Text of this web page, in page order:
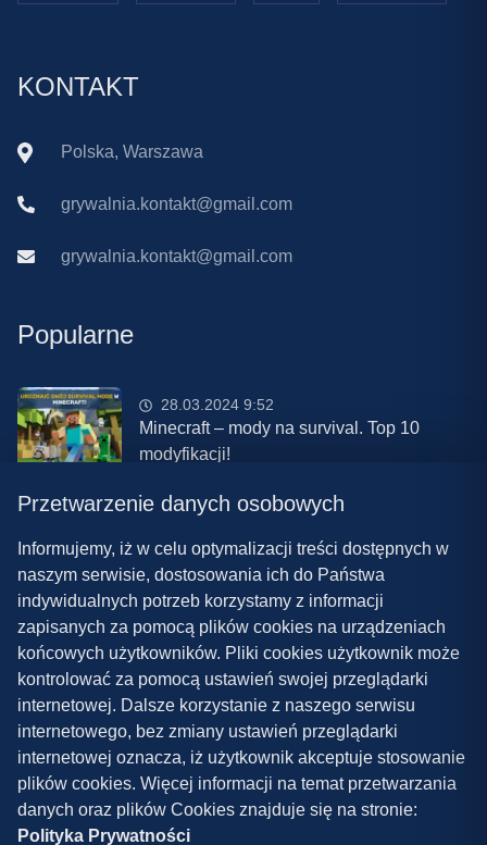
KONTAKT
Polska, Warszawa
grywalnia.kontakt@gmail.com
grywalnia.kontakt@gmail.com
Popularne
28.03.2024 9:52
Minecraft – mody na survival. Top 10
modyfikacji!
08.03.2024 13:28
Najlepsze mody do ETS 2 w 2024 roku –
nowa paczka!
Polityka prywatności
Współpraca
Kontakt
Przetwarzenie danych osobowych
Informujemy, iż w celu optymalizacji treści dostępnych w
naszym serwisie, dostosowania ich do Państwa
indywidualnych potrzeb korzystamy z informacji
zapisanych za pomocą plików cookies na urządzeniach
końcowych użytkowników. Pliki cookies użytkownik może
kontrolować za pomocą ustawień swojej przeglądarki
internetowej. Dalsze korzystanie z naszego serwisu
internetowego, bez zmiany ustawień przeglądarki
internetowej oznacza, iż użytkownik akceptuje stosowanie
plików cookies. Więcej informacji na temat przetwarzania
danych oraz plików Cookies znajduje się na stronie:
Polityka Prywatności